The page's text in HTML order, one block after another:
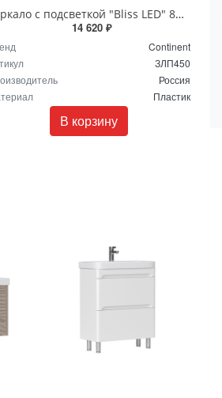
Зеркало с подсветкой "Bliss LED" 800x600 ЗЛП450
14 620 ₽
Continent
ЗЛП450
Россия
Пластик
В корзину